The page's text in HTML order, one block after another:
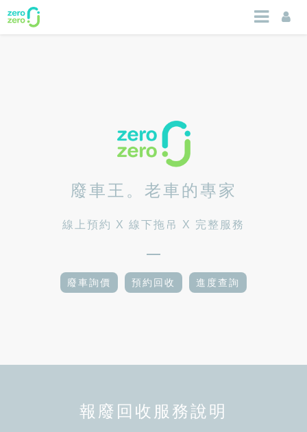
廢車王。老車的專家
線上預約 X 線下拖吊 X 完整服務
廢車詢價 預約回收 進度查詢
報廢回收服務說明